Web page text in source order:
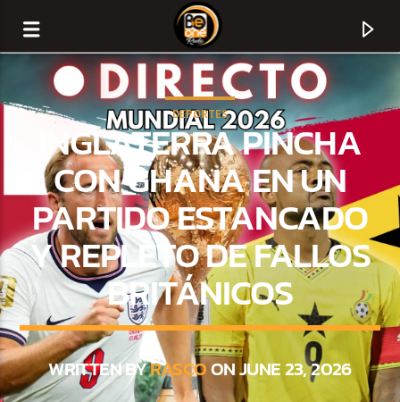
CURRENT TRACK
TITLE
ARTIST
DEPORTES
INGLATERRA PINCHA
CON GHANA EN UN
PARTIDO ESTANCADO
Y REPLETO DE FALLOS
BRITÁNICOS
WRITTEN BYRASCOON JUNE 23, 2026